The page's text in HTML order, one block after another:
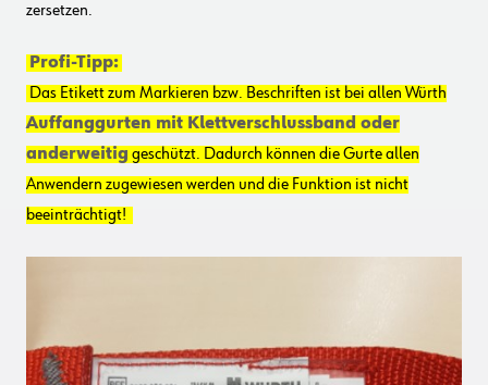
zersetzen.
Profi-Tipp:
Das Etikett zum Markieren bzw. Beschriften ist bei allen Würth
Auffanggurten mit Klettverschlussband oder
anderweitig geschützt. Dadurch können die Gurte allen
Anwendern zugewiesen werden und die Funktion ist nicht
beeinträchtigt!